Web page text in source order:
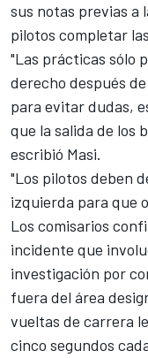
sus notas previas a
pilotos completar
"Las prácticas sólo
derecho después
para evitar dudas,
que la salida de los
escribió Masi.
"Los pilotos deben
izquierda para que
Los comisarios
incidente que
investigación por
fuera del área
vueltas de carrera
cinco segundos